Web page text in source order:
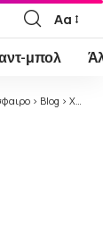
Font
Resizer
Αα
μπολ
> Blog > Χωρίς κατηγορία